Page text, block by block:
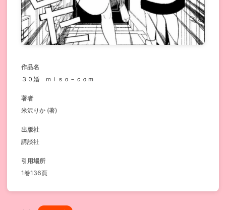
作品名
３０婚 ｍｉｓｏ－ｃｏｍ
著者
米沢りか (著)
出版社
講談社
引用場所
1巻136頁